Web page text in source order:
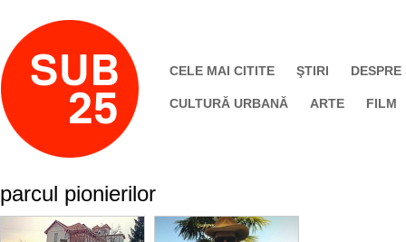
CELE MAI CITITE ŞTIRI DESPRE
CULTURĂ URBANĂ ARTE FILM
parcul pionierilor